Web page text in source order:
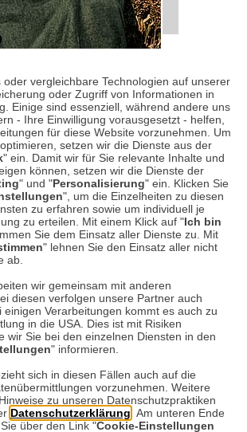
oder vergleichbare Technologien auf unserer
oder Zugriff von Informationen in
Einige sind essenziell, während andere uns
- Ihre Einwilligung vorausgesetzt - helfen,
für diese Website vorzunehmen. Um
setzen wir die Dienste aus der
" ein. Damit wir für Sie relevante Inhalte und
können, setzen wir die Dienste der
" und "Personalisierung" ein. Klicken Sie
", um die Einzelheiten zu diesen
zu erfahren sowie um individuell je
zu erteilen. Mit einem Klick auf "Ich bin
Sie dem Einsatz aller Dienste zu. Mit
" lehnen Sie den Einsatz aller nicht
ab.
wir gemeinsam mit anderen
diesen verfolgen unsere Partner auch
einigen Verarbeitungen kommt es auch zu
in die USA. Dies ist mit Risiken
wir Sie bei den einzelnen Diensten in den
" informieren.
sich in diesen Fällen auch auf die
vorzunehmen. Weitere
zu unseren Datenschutzpraktiken
Datenschutzerklärung . Am unteren Ende
über den Link "Cookie-Einstellungen
Birthday, Beatrix
nicht, die Geschichten von
Jemima Pratschel-Watschel?
Jahren wurde ihre großartige
Impressum
Kontakt
Netiquette